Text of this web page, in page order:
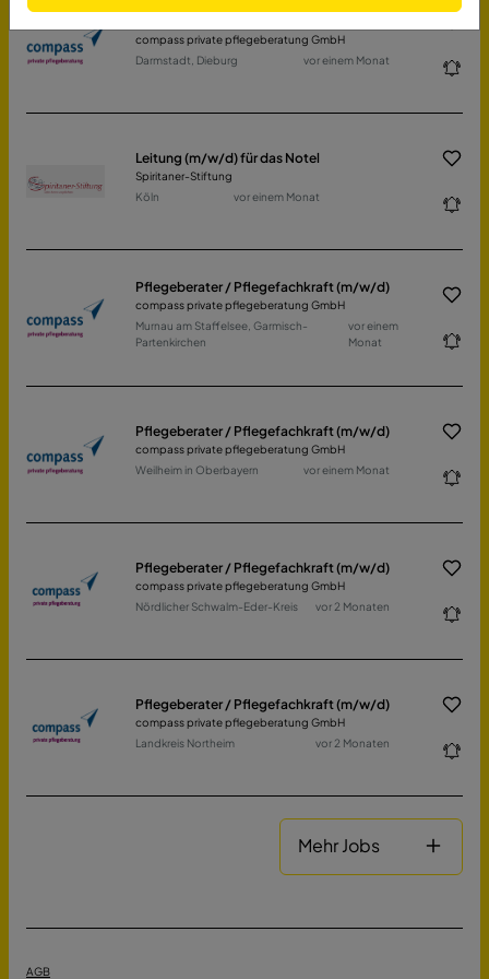
compass private pflegeberatung GmbH
Darmstadt, Dieburg
vor einem Monat
Leitung (m/w/d) für das Notel
Spiritaner-Stiftung
Köln
vor einem Monat
Pflegeberater / Pflegefachkraft (m/w/d)
compass private pflegeberatung GmbH
Murnau am Staffelsee, Garmisch-
Partenkirchen
vor einem
Monat
Pflegeberater / Pflegefachkraft (m/w/d)
compass private pflegeberatung GmbH
Weilheim in Oberbayern
vor einem Monat
Pflegeberater / Pflegefachkraft (m/w/d)
compass private pflegeberatung GmbH
Nördlicher Schwalm-Eder-Kreis
vor 2 Monaten
Pflegeberater / Pflegefachkraft (m/w/d)
compass private pflegeberatung GmbH
Landkreis Northeim
vor 2 Monaten
Mehr Jobs
AGB